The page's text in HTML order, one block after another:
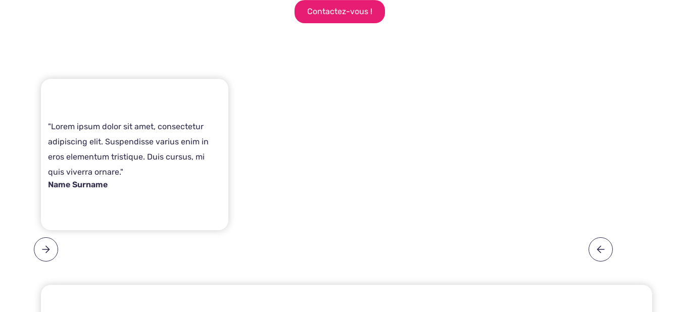
Contactez-vous !
"Lorem ipsum dolor sit amet, consectetur
adipiscing elit. Suspendisse varius enim in
eros elementum tristique. Duis cursus, mi
quis viverra ornare."
Name Surname